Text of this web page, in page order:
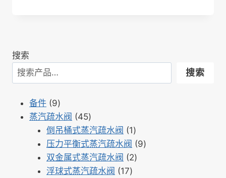
搜索
搜索
备件 99
个
产
品
蒸汽疏水阀 4545
个
产
品
倒吊桶式蒸汽疏水阀 11
个
产
压力平衡式蒸汽疏水阀 99
双金属式蒸汽疏水阀 22
浮球式蒸汽疏水阀 1717